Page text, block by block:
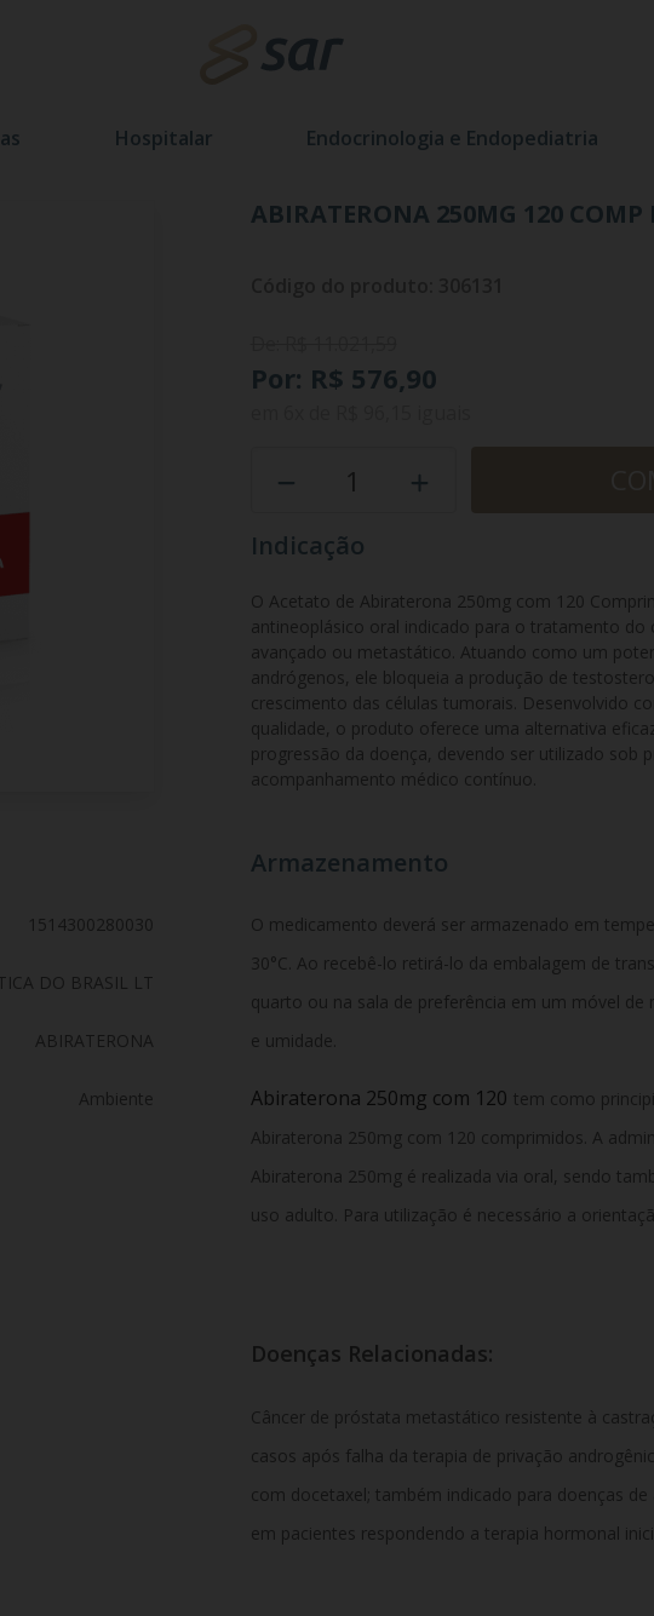
Hospitalar Endocrinologia e Endopediatria
ABIRATERONA 250MG 120 COMP
Por: R$ 576,90
Indicação
O Acetato de Abiraterona 250mg com 120
antineoplásico oral indicado para o tratamento do
avançado ou metastático. Atuando como um
andrógenos, ele bloqueia a produção de
crescimento das células tumorais. Desenvolvido
qualidade, o produto oferece uma alternativa
progressão da doença, devendo ser utilizado sob
acompanhamento médico contínuo.
1514300280030
DO BRASIL LT
ABIRATERONA
Ambiente
Armazenamento
O medicamento deverá ser armazenado em
30°C. Ao recebê-lo retirá-lo da embalagem de
quarto ou na sala de preferência em um móvel de
e umidade.
Abiraterona 250mg com 120 tem como
Abiraterona 250mg com 120 comprimidos. A
Abiraterona 250mg é realizada via oral, sendo
uso adulto. Para utilização é necessário a
Doenças Relacionadas:
Câncer de próstata metastático resistente à
casos após falha da terapia de privação
com docetaxel; também indicado para doenças
em pacientes respondendo a terapia hormonal